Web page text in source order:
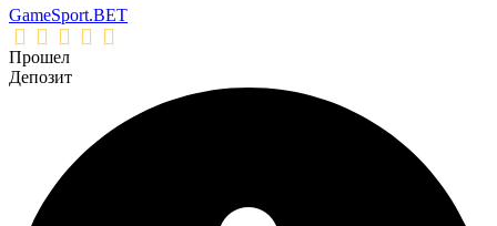
GameSport.BET
Прошел
Депозит